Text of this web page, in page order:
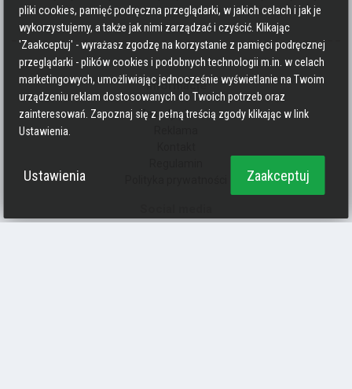
Informacje
Zasady pisania
pliki cookies, pamięć podręczna przeglądarki, w jakich celach i jak je
wykorzystujemy, a także jak nimi zarządzać i czyścić. Klikając
'Zaakceptuj' - wyrażasz zgodzę na korzystanie z pamięci podręcznej
przeglądarki - plików cookies i podobnych technologii m.in. w celach
marketingowych, umożliwiając jednocześnie wyświetlanie na Twoim
urządzeniu reklam dostosowanych do Twoich potrzeb oraz
zainteresowań. Zapoznaj się z pełną treścią zgody klikając w link
Ustawienia.
Ustawienia Zaakceptuj